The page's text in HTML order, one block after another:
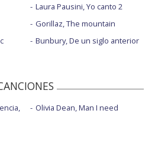
Laura Pausini, Yo canto 2
Gorillaz, The mountain
Bunbury, De un siglo anterior
Olivia Dean, Man I need